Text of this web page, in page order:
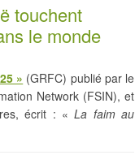
touchent
le monde
» (GRFC) publié par le
Network (FSIN), et
écrit : «La faim au